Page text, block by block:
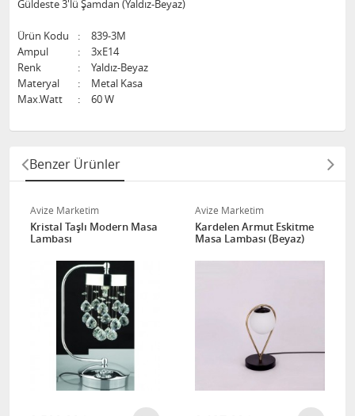
Güldeste 3'lü Şamdan (Yaldız-Beyaz)
Ürün Kodu :
839-3M
Ampul
:
3xE14
Renk
:
Yaldız-Beyaz
Materyal
:
Metal Kasa
Max.Watt
: 60 W
Benzer Ürünler
Avize Marketim
Kristal Taşlı Modern Masa
Lambası
Avize Marketim
Kardelen Armut Eskitme
Masa Lambası (Beyaz)